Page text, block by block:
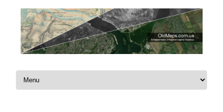
Перейти до контенту